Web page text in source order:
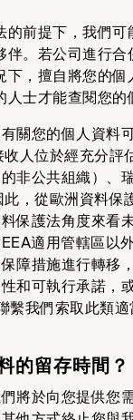
的前提下，我們
伴。若公司進行
下，擅自將您的
士才能查閱您的
關您的個人資料
人位於經充分
非公共組織）、
，從歐洲資料保
保護法角度來看
適用管轄區以
障措施進行轉移
和可執行承諾，
我們索取此類適
的留存時間？
將於向您提供您